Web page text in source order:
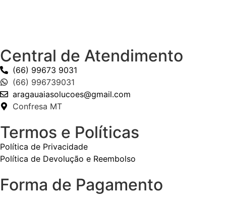
Central de Atendimento
(66) 99673 9031
(66) 996739031
aragauaiasolucoes@gmail.com
Confresa MT
Termos e Políticas
Política de Privacidade
Política de Devolução e Reembolso
Forma de Pagamento